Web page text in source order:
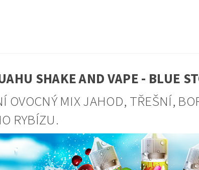
SHAKE AND VAPE - BLUE
OVOCNÝ MIX JAHOD, TŘEŠNÍ,
RYBÍZU.